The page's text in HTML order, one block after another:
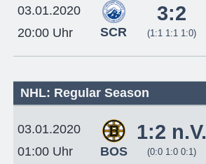
03.01.2020
20:00 Uhr
SCR
3:2
(1:1 1:1 1:0)
NHL: Regular Season
03.01.2020
01:00 Uhr
BOS
1:2 n.V.
(0:0 1:0 0:1)